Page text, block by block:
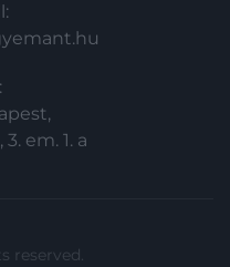
em. 1. a
reserved.